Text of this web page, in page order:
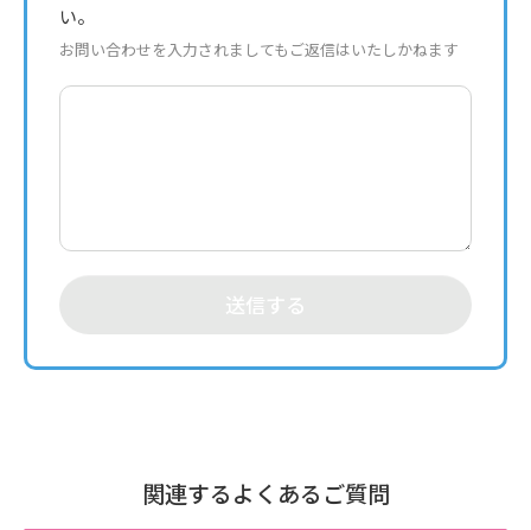
い。
お問い合わせを入力されましてもご返信はいたしかねます
送信する
関連するよくあるご質問